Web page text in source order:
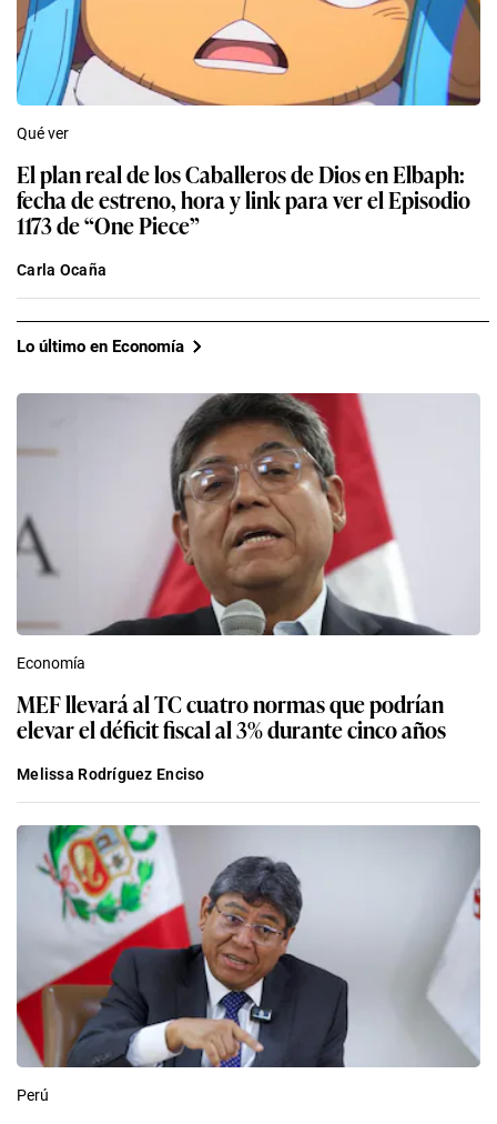
Qué ver
El plan real de los Caballeros de Dios en Elbaph:
fecha de estreno, hora y link para ver el Episodio
1173 de “One Piece”
Carla Ocaña
Lo último en Economía
Economía
MEF llevará al TC cuatro normas que podrían
elevar el déficit fiscal al 3% durante cinco años
Melissa Rodríguez Enciso
Perú